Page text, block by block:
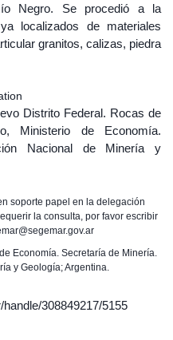
Negro. Se procedió a la
localizados de materiales
granitos, calizas, piedra
Distrito Federal. Rocas de
Ministerio de Economía.
Nacional de Minería y
soporte papel en la delegación
la consulta, por favor escribir
Economía. Secretaría de Minería.
y Geología; Argentina.
308849217/5155